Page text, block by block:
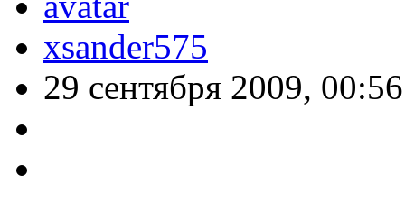
xsander575
29 сентября 2009, 00:56